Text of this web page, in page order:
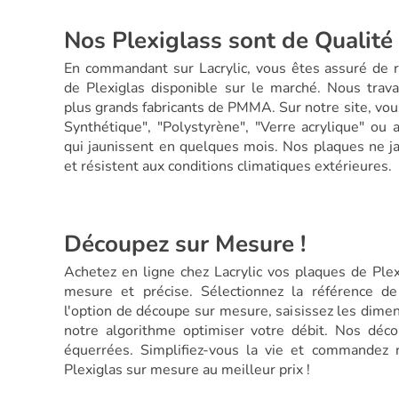
Nos Plexiglass sont de Qualité
En commandant sur Lacrylic, vous êtes assuré
de Plexiglas disponible sur le marché. Nous
plus grands fabricants de PMMA. Sur notre site,
Synthétique", "Polystyrène", "Verre acrylique" ou
qui jaunissent en quelques mois. Nos plaques ne
et résistent aux conditions climatiques extérieures.
Découpez sur Mesure !
Achetez en ligne chez Lacrylic vos plaques de
mesure et précise. Sélectionnez la référence
l'option de découpe sur mesure, saisissez les
notre algorithme optimiser votre débit. Nos
équerrées. Simplifiez-vous la vie et commandez
Plexiglas sur mesure au meilleur prix !